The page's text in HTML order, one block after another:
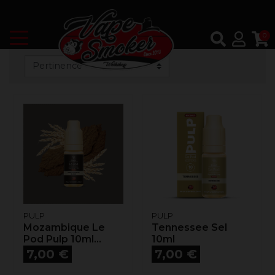
0
PULP
Mozambique Le
Pod Pulp 10ml...
Prix
7,00 €
PULP
Tennessee Sel
10ml
Prix
7,00 €